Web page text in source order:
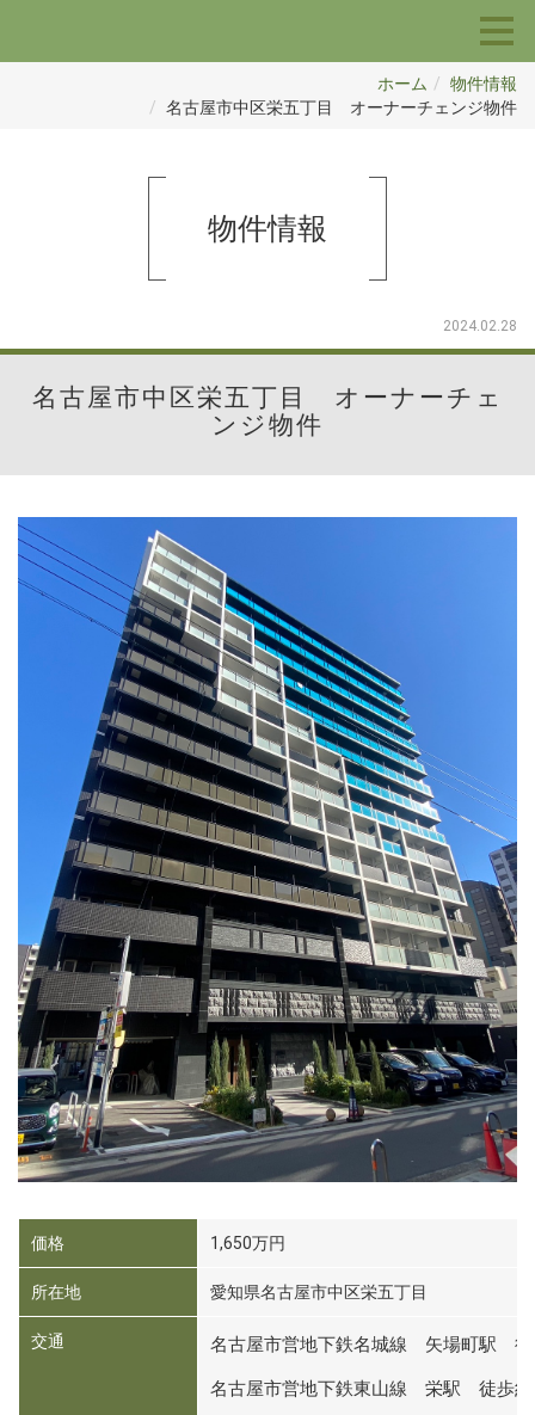
ホーム
物件情報
名古屋市中区栄五丁目 オーナーチェンジ物件
物件情報
2024.02.28
名古屋市中区栄五丁目 オーナーチェ
ンジ物件
価格 1,650万円
所在地 愛知県名古屋市中区栄五丁目
交通 名古屋市営地下鉄名城線 矢場町駅 徒
名古屋市営地下鉄東山線 栄駅 徒歩約